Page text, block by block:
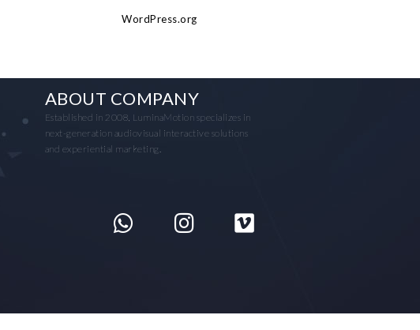
WordPress.org
ABOUT COMPANY
Established in 2008, LuminaMotion specializes in
next-generation audiovisual interactive solutions
and experiential marketing.